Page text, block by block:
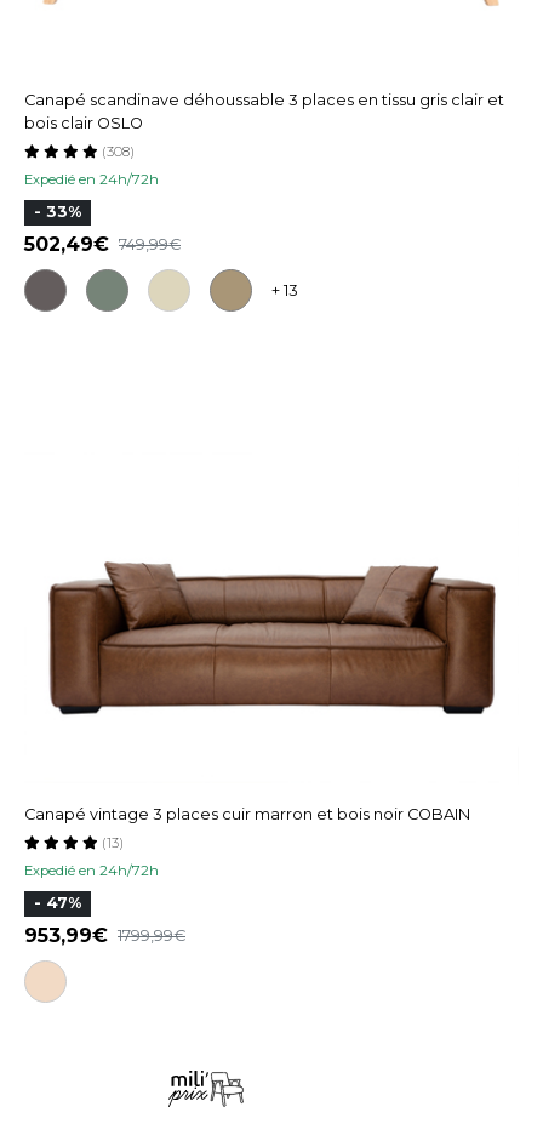
Canapé scandinave déhoussable 3 places en tissu gris clair et
bois clair OSLO
Expedié en 24h/72h
(308)
- 33%
502,49 749,99
+ 13
Canapé vintage 3 places cuir marron et bois noir COBAIN
Expedié en 24h/72h
(13)
- 47%
953,99 1799,99